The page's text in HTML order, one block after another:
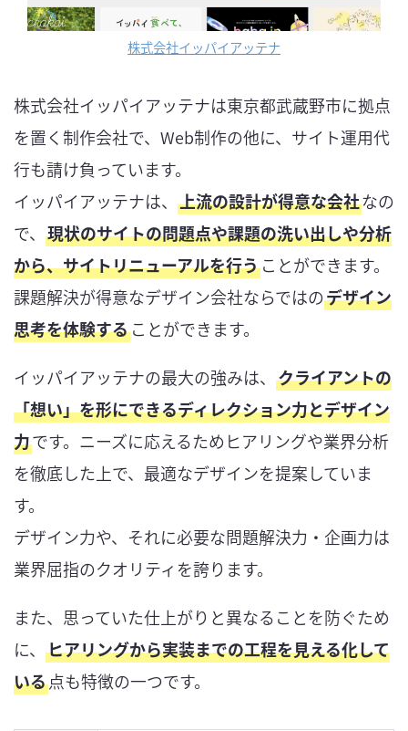
株式会社イッパイアッテナ
株式会社イッパイアッテナは東京都武蔵野市に拠点
を置く制作会社で、Web制作の他に、サイト運用代
行も請け負っています。
イッパイアッテナは、 上流の設計が得意な会社なの
で、 現状のサイトの問題点や課題の洗い出しや分析
から、サイトリニューアルを行うことができます。
課題解決が得意なデザイン会社ならではのデザイン
思考を体験することができます。
イッパイアッテナの最大の強みは、 クライアントの
「想い」を形にできるディレクション力とデザイン
力です。ニーズに応えるためヒアリングや業界分析
を徹底した上で、最適なデザインを提案していま
す。
デザイン力や、それに必要な問題解決力・企画力は
業界屈指のクオリティを誇ります。
また、思っていた仕上がりと異なることを防ぐため
に、 ヒアリングから実装までの工程を見える化して
いる点も特徴の一つです。